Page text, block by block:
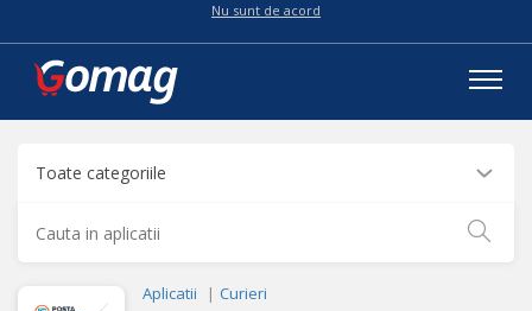
Nu sunt de acord
Aplicatii Curieri